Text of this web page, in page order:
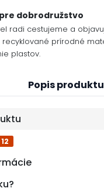
dobrodružstvo
radi cestujeme a
recyklované prírodné
plastov.
Popis produktu
12